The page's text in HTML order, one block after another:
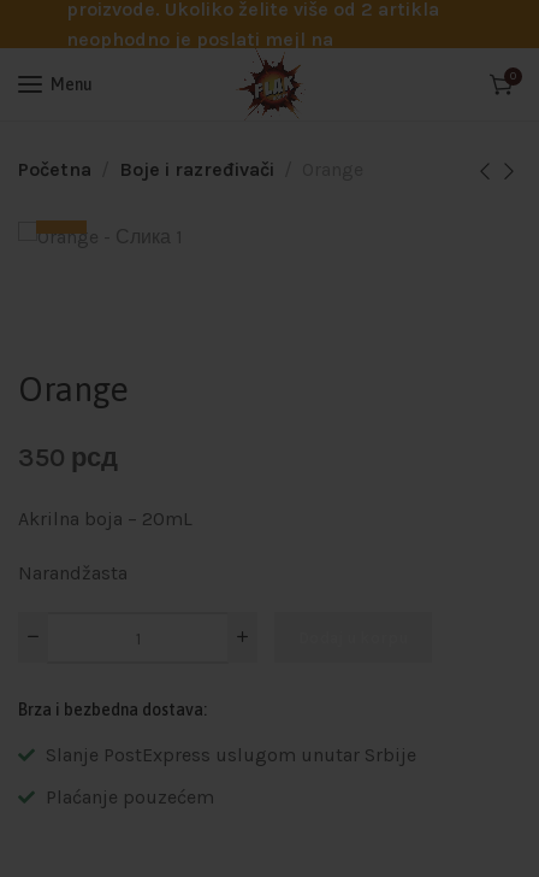
proizvode. Ukoliko želite više od 2 artikla
neophodno je poslati mejl na
info@flakhobby.com sa preciznim šiframa
proizvoda. Svakako nas možete pozvati
potrebna pomoć oko odabira.
Menu 0
Početna Boje i razređivači
Orange
350 рсд
Akrilna boja – 20mL
Narandžasta
Brza i bezbedna dostava:
Slanje PostExpress uslugom unutar Srbije
Plaćanje pouzećem